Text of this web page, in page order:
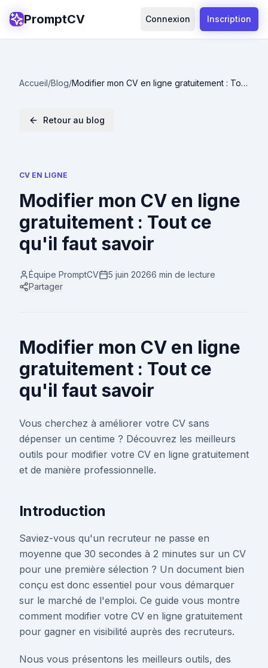
PromptCV Connexion Inscription
Accueil/Blog/Modifier mon CV en ligne gratuitement : Tout
Retour au blog
CV EN LIGNE
Modifier mon CV en ligne
gratuitement : Tout ce
qu'il faut savoir
Équipe PromptCV 5 juin 20266 min de lecture
Partager
Modifier mon CV en ligne
gratuitement : Tout ce
qu'il faut savoir
Vous cherchez à améliorer votre CV sans
dépenser un centime ? Découvrez les meilleurs
outils pour modifier votre CV en ligne gratuitement
et de manière professionnelle.
Introduction
Saviez-vous qu'un recruteur ne passe en
moyenne que 30 secondes à 2 minutes sur un CV
pour une première sélection ? Un document bien
conçu est donc essentiel pour vous démarquer
sur le marché de l'emploi. Ce guide vous montre
comment modifier votre CV en ligne gratuitement
pour gagner en visibilité auprès des recruteurs.
Nous vous présentons les meilleurs outils, des